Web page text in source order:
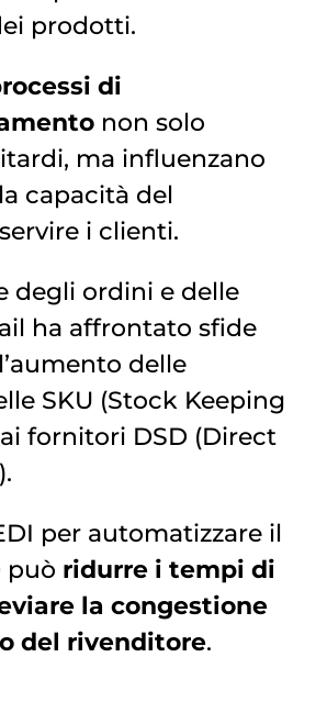
prodotti.
di
non solo
ma influenzano
capacità del
i clienti.
degli ordini e delle
ha affrontato sfide
delle
SKU (Stock Keeping
fornitori DSD (Direct
per automatizzare il
può ridurre i tempi di
la congestione
del rivenditore.